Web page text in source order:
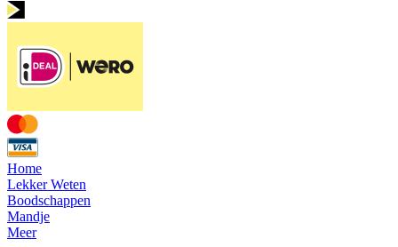
Home
Lekker Weten
Boodschappen
Mandje
Meer